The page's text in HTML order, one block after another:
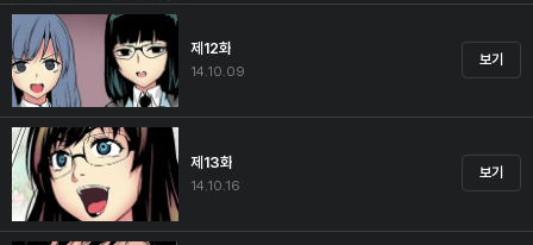
제12화
14.10.09
보기
제13화
14.10.16
보기